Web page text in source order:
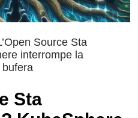
Source Sta
interrompe la
Sta